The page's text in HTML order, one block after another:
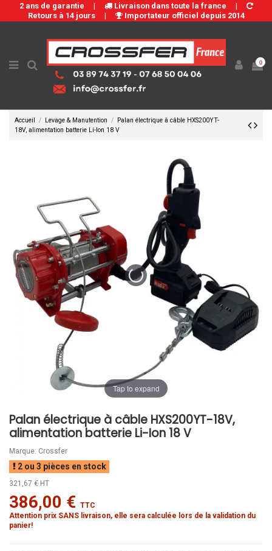
2 ans de garantie | Livraison dans toute la france
|
Retours à 14 jours
| Importateur officiel depuis 2014
0
Accueil Levage & Manutention
Palan électrique à câble HXS200YT-
18V, alimentation batterie Li-Ion 18 V
Tap to expand
Palan électrique à câble HXS200YT-18V,
alimentation batterie Li-Ion 18 V
Marque: Crossfer
2 ou 3 pièces en stock
321,67 € HT
386,00 € TTC
Attention prix SANS livraison, elle sera calculée lors de la validation du
panier!